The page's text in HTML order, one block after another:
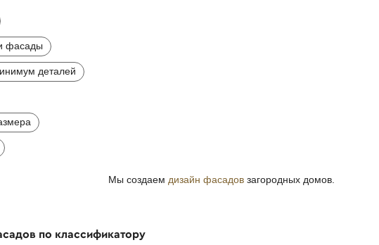
фасады
деталей
Мы создаем дизайн фасадов загородных домов.
по классификатору